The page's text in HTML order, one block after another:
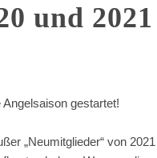
und 2021
gestartet!
„Neumitglieder“ von